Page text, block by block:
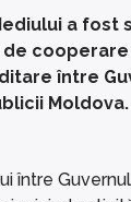
a fost
între
Moldova.
între